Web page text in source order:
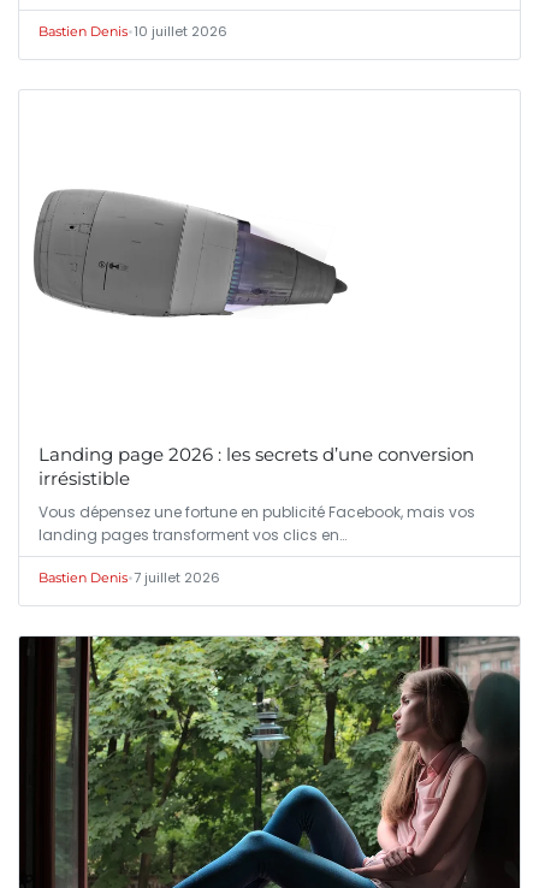
Bastien Denis•10 juillet 2026
Landing page 2026 : les secrets d’une conversion
irrésistible
Vous dépensez une fortune en publicité Facebook, mais vos
landing pages transforment vos clics en…
Bastien Denis•7 juillet 2026